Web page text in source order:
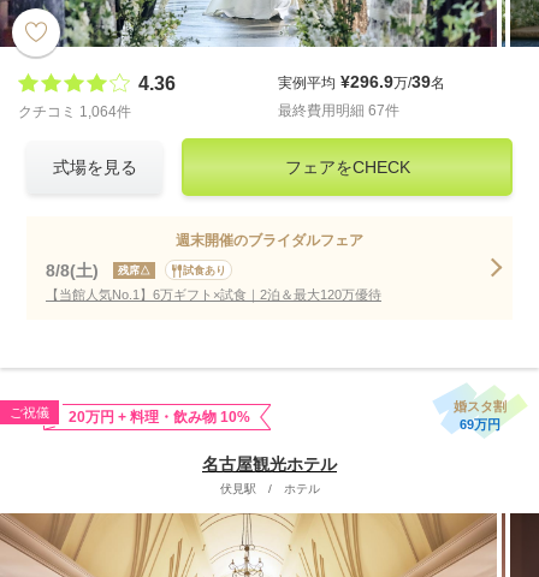
4.36
クチコミ 1,064件
実例平均 ¥296.9万/39名
最終費用明細 67件
式場を見る フェアをCHECK
週末開催のブライダルフェア
8/8(土) 残席△ 試食あり
【当館人気No.1】6万ギフト×試食｜2泊＆最大120万優待
ご祝儀 20万円 + 料理・飲み物 10%
婚スタ割
69万円
名古屋観光ホテル
伏見駅 / ホテル